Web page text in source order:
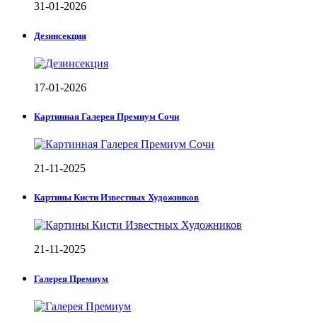
31-01-2026
Дезинсекция
17-01-2026
Картинная Галерея Премиум Сочи
21-11-2025
Картины Кисти Известных Художников
21-11-2025
Галерея Премиум